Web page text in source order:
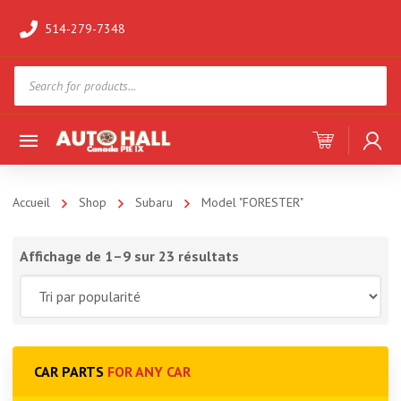
514-279-7348
search
Accueil Shop Subaru Model "FORESTER"
Affichage de 1–9 sur 23 résultats
CAR PARTS FOR ANY CAR